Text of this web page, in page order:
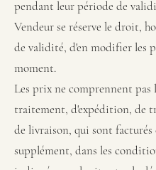
pendant leur période de
Vendeur se réserve le droit,
de validité, d'en modifier les
moment.
Les prix ne comprennent pas
traitement, d'expédition, de
de livraison, qui sont facturés
supplément, dans les